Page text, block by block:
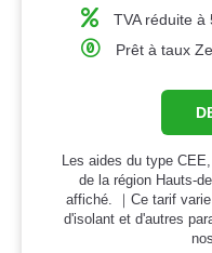
TVA réduite à
Prêt à taux
Les aides du type
de la région Hauts-
affiché. ｜Ce tarif
d'isolant et d'autres